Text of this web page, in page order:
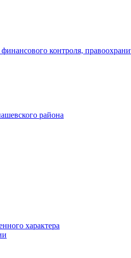
контроля,
района
характера